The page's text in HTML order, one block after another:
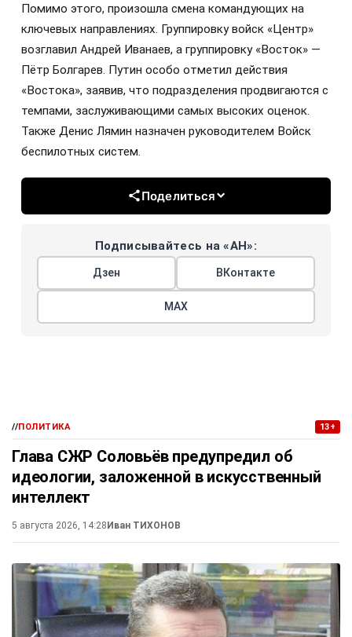
Помимо этого, произошла смена командующих на
ключевых направлениях. Группировку войск «Центр»
возглавил Андрей Иванаев, а группировку «Восток» —
Пётр Болгарев. Путин особо отметил действия
«Востока», заявив, что подразделения продвигаются с
темпами, заслуживающими самых высоких оценок.
Также Денис Лямин назначен руководителем Войск
беспилотных систем.
Поделиться
Подписывайтесь на «АН»:
Дзен ВКонтакте
МАХ
//ПОЛИТИКА 13+
Глава СЖР Соловьёв предупредил об
идеологии, заложенной в искусственный
интеллект
5 августа 2026, 14:28Иван ТИХОНОВ